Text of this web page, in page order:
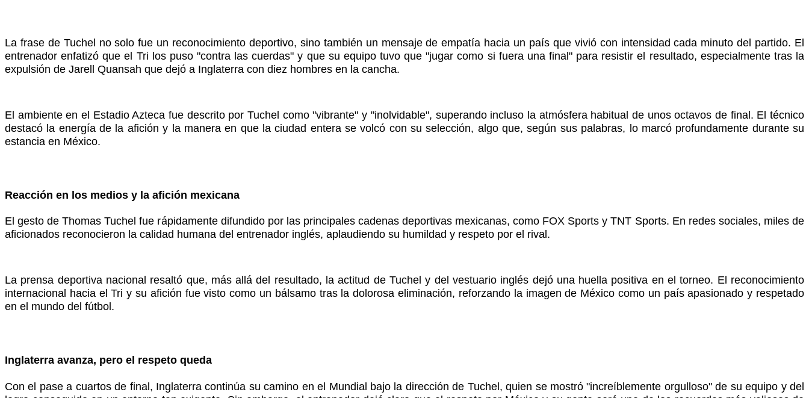
La frase de Tuchel no solo fue un reconocimiento deportivo, sino también un mensaje de empatía hacia un país que vivió con intensidad cada minuto del partido. El
entrenador enfatizó que el Tri los puso "contra las cuerdas" y que su equipo tuvo que "jugar como si fuera una final" para resistir el resultado, especialmente tras la
expulsión de Jarell Quansah que dejó a Inglaterra con diez hombres en la cancha.
El ambiente en el Estadio Azteca fue descrito por Tuchel como "vibrante" y "inolvidable", superando incluso la atmósfera habitual de unos octavos de final. El técnico
destacó la energía de la afición y la manera en que la ciudad entera se volcó con su selección, algo que, según sus palabras, lo marcó profundamente durante su
estancia en México.
Reacción en los medios y la afición mexicana
El gesto de Thomas Tuchel fue rápidamente difundido por las principales cadenas deportivas mexicanas, como FOX Sports y TNT Sports. En redes sociales, miles de
aficionados reconocieron la calidad humana del entrenador inglés, aplaudiendo su humildad y respeto por el rival.
La prensa deportiva nacional resaltó que, más allá del resultado, la actitud de Tuchel y del vestuario inglés dejó una huella positiva en el torneo. El reconocimiento
internacional hacia el Tri y su afición fue visto como un bálsamo tras la dolorosa eliminación, reforzando la imagen de México como un país apasionado y respetado
en el mundo del fútbol.
Inglaterra avanza, pero el respeto queda
Con el pase a cuartos de final, Inglaterra continúa su camino en el Mundial bajo la dirección de Tuchel, quien se mostró "increíblemente orgulloso" de su equipo y del